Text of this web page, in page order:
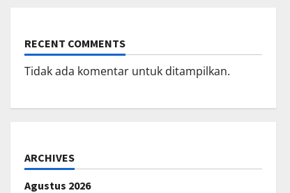
RECENT COMMENTS
Tidak ada komentar untuk ditampilkan.
ARCHIVES
Agustus 2026